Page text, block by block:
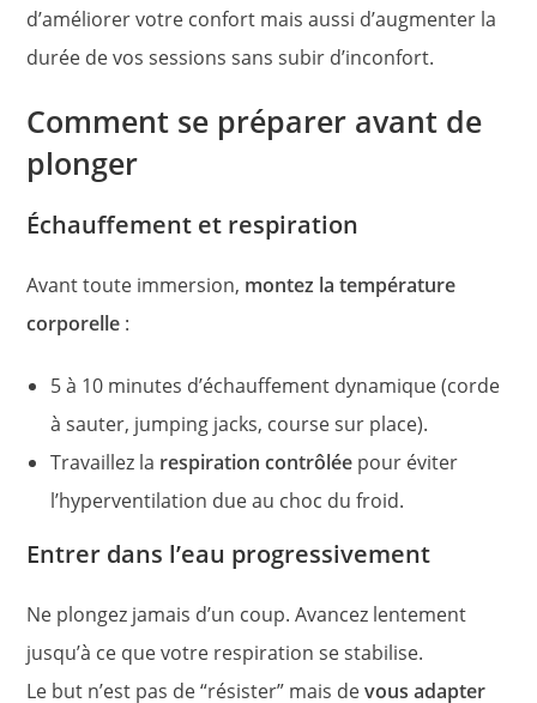
d’améliorer votre confort mais aussi d’augmenter la
durée de vos sessions sans subir d’inconfort.
Comment se préparer avant de
plonger
Échauffement et respiration
Avant toute immersion, montez la température
corporelle :
5 à 10 minutes d’échauffement dynamique (corde
à sauter, jumping jacks, course sur place).
Travaillez la respiration contrôlée pour éviter
l’hyperventilation due au choc du froid.
Entrer dans l’eau progressivement
Ne plongez jamais d’un coup. Avancez lentement
jusqu’à ce que votre respiration se stabilise.
Le but n’est pas de “résister” mais devous adapter